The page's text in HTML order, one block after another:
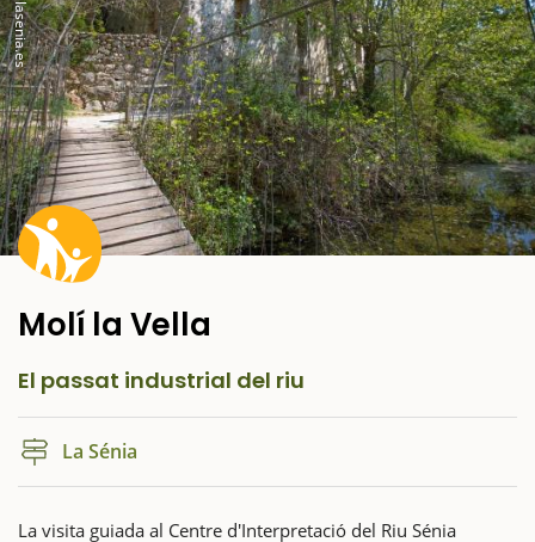
Molí la Vella
El passat industrial del riu
La Sénia
La visita guiada al Centre d'Interpretació del Riu Sénia